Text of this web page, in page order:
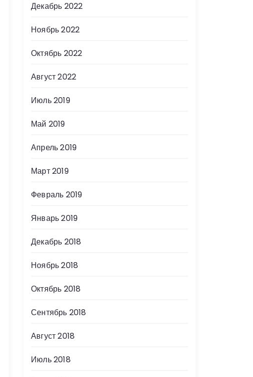
Декабрь 2022
Ноябрь 2022
Октябрь 2022
Август 2022
Июль 2019
Май 2019
Апрель 2019
Март 2019
Февраль 2019
Январь 2019
Декабрь 2018
Ноябрь 2018
Октябрь 2018
Сентябрь 2018
Август 2018
Июль 2018